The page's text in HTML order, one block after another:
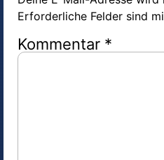
Erforderliche Felder sind
Kommentar *